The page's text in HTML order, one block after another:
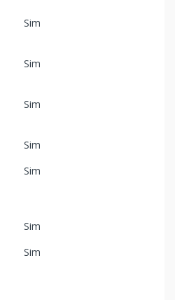
Sim
Sim
Sim
Sim
Sim
Sim
Sim